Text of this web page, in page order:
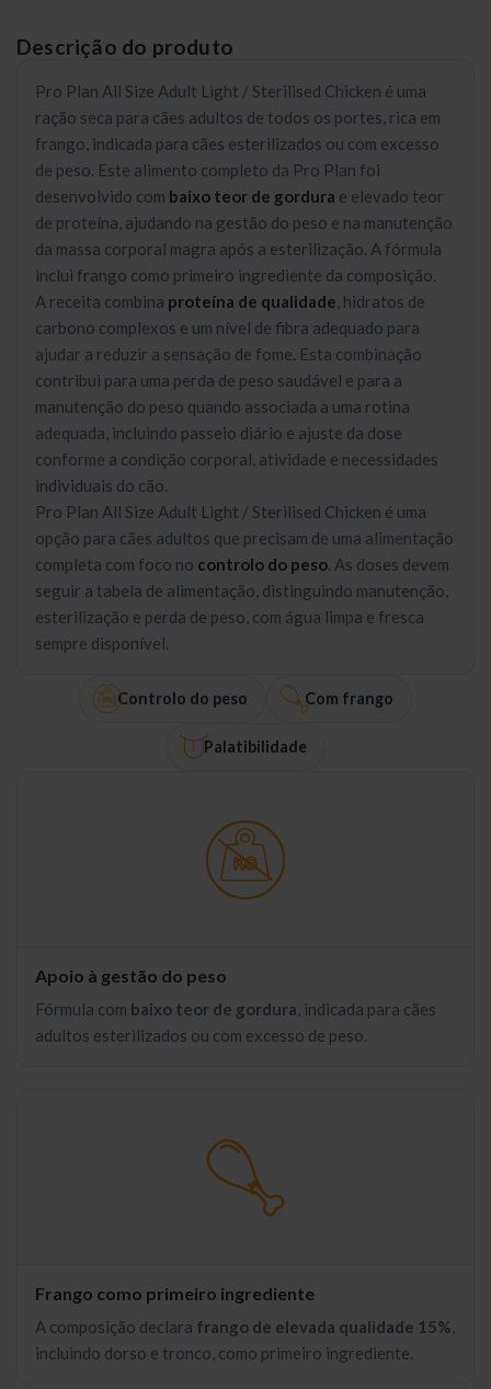
Descrição do produto
Pro Plan All Size Adult Light / Sterilised Chicken é uma
ração seca para cães adultos de todos os portes, rica em
frango, indicada para cães esterilizados ou com excesso
de peso. Este alimento completo da Pro Plan foi
desenvolvido com baixo teor de gordura e elevado teor
de proteína, ajudando na gestão do peso e na manutenção
da massa corporal magra após a esterilização. A fórmula
inclui frango como primeiro ingrediente da composição.
A receita combina proteína de qualidade , hidratos de
carbono complexos e um nível de fibra adequado para
ajudar a reduzir a sensação de fome. Esta combinação
contribui para uma perda de peso saudável e para a
manutenção do peso quando associada a uma rotina
adequada, incluindo passeio diário e ajuste da dose
conforme a condição corporal, atividade e necessidades
individuais do cão.
Pro Plan All Size Adult Light / Sterilised Chicken é uma
opção para cães adultos que precisam de uma alimentação
completa com foco no controlo do peso. As doses devem
seguir a tabela de alimentação, distinguindo manutenção,
esterilização e perda de peso, com água limpa e fresca
sempre disponível.
Controlo do peso Com frango
Palatibilidade
Apoio à gestão do peso
Fórmula com baixo teor de gordura , indicada para cães
adultos esterilizados ou com excesso de peso.
Frango como primeiro ingrediente
A composição declara frango de elevada qualidade 15%
incluindo dorso e tronco, como primeiro ingrediente.